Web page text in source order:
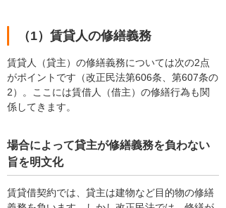
（1）賃貸人の修繕義務
賃貸人（貸主）の修繕義務については次の2点
がポイントです（改正民法第606条、第607条の
2）。ここには賃借人（借主）の修繕行為も関
係してきます。
場合によって貸主が修繕義務を負わない
旨を明文化
賃貸借契約では、貸主は建物など目的物の修繕